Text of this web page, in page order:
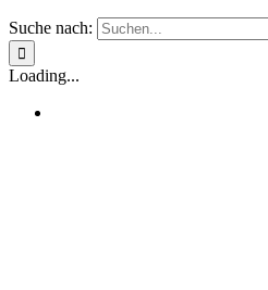
Suche nach:
Loading...